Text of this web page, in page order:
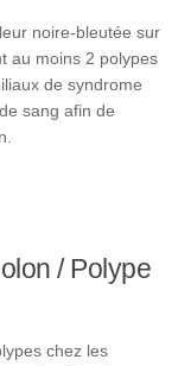
noire-bleutée sur
au moins 2 polypes
de syndrome
sang afin de
/ Polype
chez les